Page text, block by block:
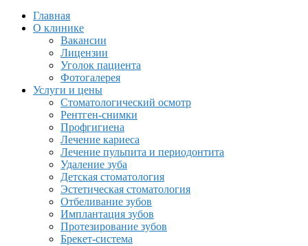
Главная
О клинике
Вакансии
Лицензии
Уголок пациента
Фотогалерея
Услуги и цены
Стоматологический осмотр
Рентген-снимки
Профгигиена
Лечение кариеса
Лечение пульпита и периодонтита
Удаление зуба
Детская стоматология
Эстетическая стоматология
Отбеливание зубов
Имплантация зубов
Протезирование зубов
Брекет-система